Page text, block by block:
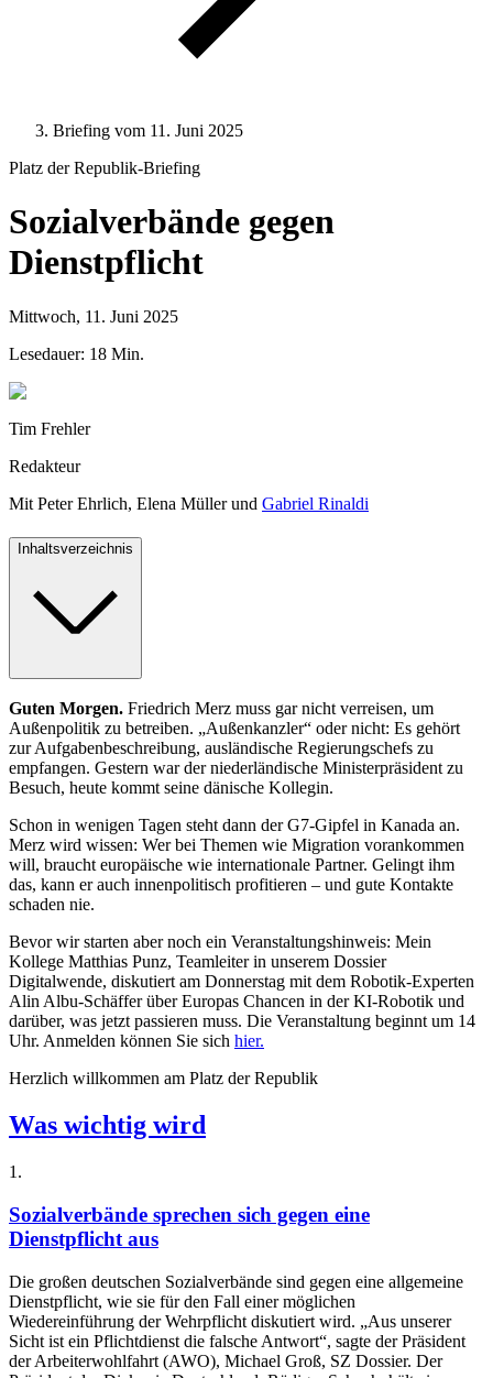
Briefing vom 11. Juni 2025
Platz der Republik-Briefing
Sozialverbände gegen
Dienstpflicht
Mittwoch, 11. Juni 2025
Lesedauer: 18 Min.
Tim Frehler
Redakteur
Mit Peter Ehrlich, Elena Müllerund Gabriel Rinaldi
Inhaltsverzeichnis
Guten Morgen. Friedrich Merz muss gar nicht verreisen, um
Außenpolitik zu betreiben. „Außenkanzler“ oder nicht: Es gehört
zur Aufgabenbeschreibung, ausländische Regierungschefs zu
empfangen. Gestern war der niederländische Ministerpräsident zu
Besuch, heute kommt seine dänische Kollegin.
Schon in wenigen Tagen steht dann der G7-Gipfel in Kanada an.
Merz wird wissen: Wer bei Themen wie Migration vorankommen
will, braucht europäische wie internationale Partner. Gelingt ihm
das, kann er auch innenpolitisch profitieren – und gute Kontakte
schaden nie.
Bevor wir starten aber noch ein Veranstaltungshinweis: Mein
Kollege Matthias Punz, Teamleiter in unserem Dossier
Digitalwende, diskutiert am Donnerstag mit dem Robotik-Experten
Alin Albu-Schäffer über Europas Chancen in der KI-Robotik und
darüber, was jetzt passieren muss. Die Veranstaltung beginnt um 14
Uhr. Anmelden können Sie sich hier.
Herzlich willkommen am Platz der Republik
Was wichtig wird
1 .
Sozialverbände sprechen sich gegen eine
Dienstpflicht aus
Die großen deutschen Sozialverbände sind gegen eine allgemeine
Dienstpflicht, wie sie für den Fall einer möglichen
Wiedereinführung der Wehrpflicht diskutiert wird. „Aus unserer
Sicht ist ein Pflichtdienst die falsche Antwort“, sagte der Präsident
der Arbeiterwohlfahrt (AWO), Michael Groß, SZ Dossier. Der